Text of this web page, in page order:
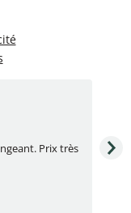
Prix très